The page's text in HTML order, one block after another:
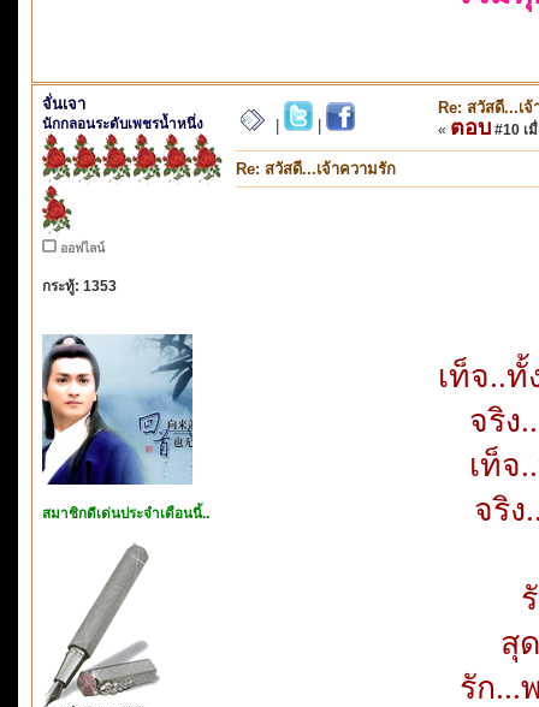
จั่นเจา
นักกลอนระดับเพชรน้ำหนึ่ง
ออฟไลน์
กระทู้: 1353
สมาชิกดีเด่นประจำเดือนนี้..
Re: สวัสดี...เ
« ตอบ #10 เ
Re: สวัสดี...เจ้าความรัก
เท็จ..ทั้
จริง
เท็จ
จริง
สุ
รัก...